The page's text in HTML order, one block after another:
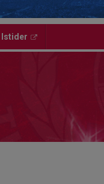
Istider